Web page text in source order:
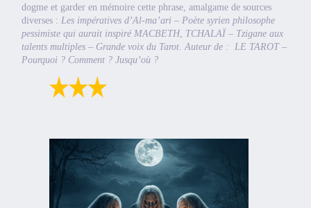
dogme et garder en mémoire cette phrase, amalgame de sources
diverses : Les impératives d’Al-ma’ari – Poète syrien philosophe
pessimiste qui aurait inspiré MACBETH, TCHALAÏ – Tzigane aux
talents multiples – Grande voix du Tarot. Auteur de : LE TAROT –
Pourquoi ? Comment ? Jusqu’où ?